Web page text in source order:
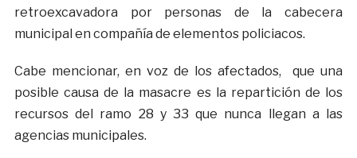
retroexcavadora por personas de la cabecera
municipal en compañía de elementos policiacos.
Cabe mencionar, en voz de los afectados, que una
posible causa de la masacre es la repartición de los
recursos del ramo 28 y 33 que nunca llegan a las
agencias municipales.